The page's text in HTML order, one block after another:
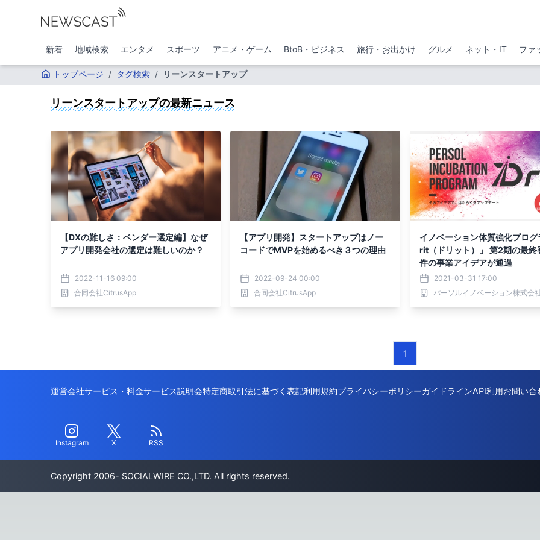
新着 地域検索 エンタメ スポーツ アニメ・ゲーム BtoB・ビジネス 旅行・お出かけ グルメ ネット・IT ファ
トップページ / タグ検索 / リーンスタートアップ
リーンスタートアップの最新ニュース
【DXの難しさ：ベンダー選定編】なぜ
アプリ開発会社の選定は難しいのか？
2022-11-16 09:00
合同会社CitrusApp
【アプリ開発】スタートアップはノー
コードでMVPを始めるべき３つの理由
2022-09-24 00:00
合同会社CitrusApp
イノベーション体質強化プログ
rit（ドリット）」 第2期の最終
件の事業アイデアが通過
2021-03-31 17:00
パーソルイノベーション株式会
1
運営会社サービス・料金サービス説明会特定商取引法に基づく表記利用規約プライバシーポリシーガイドラインAPI利用お問い合
Instagram X RSS
Copyright 2006- SOCIALWIRE CO.,LTD. All rights reserved.